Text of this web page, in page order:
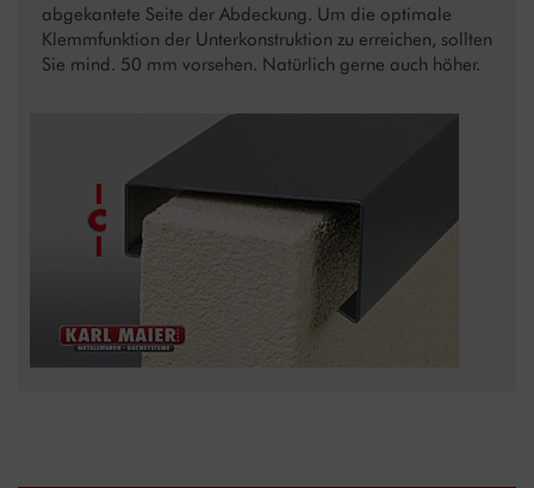
abgekantete Seite der Abdeckung. Um die optimale
Klemmfunktion der Unterkonstruktion zu erreichen, sollten
Sie mind. 50 mm vorsehen. Natürlich gerne auch höher.